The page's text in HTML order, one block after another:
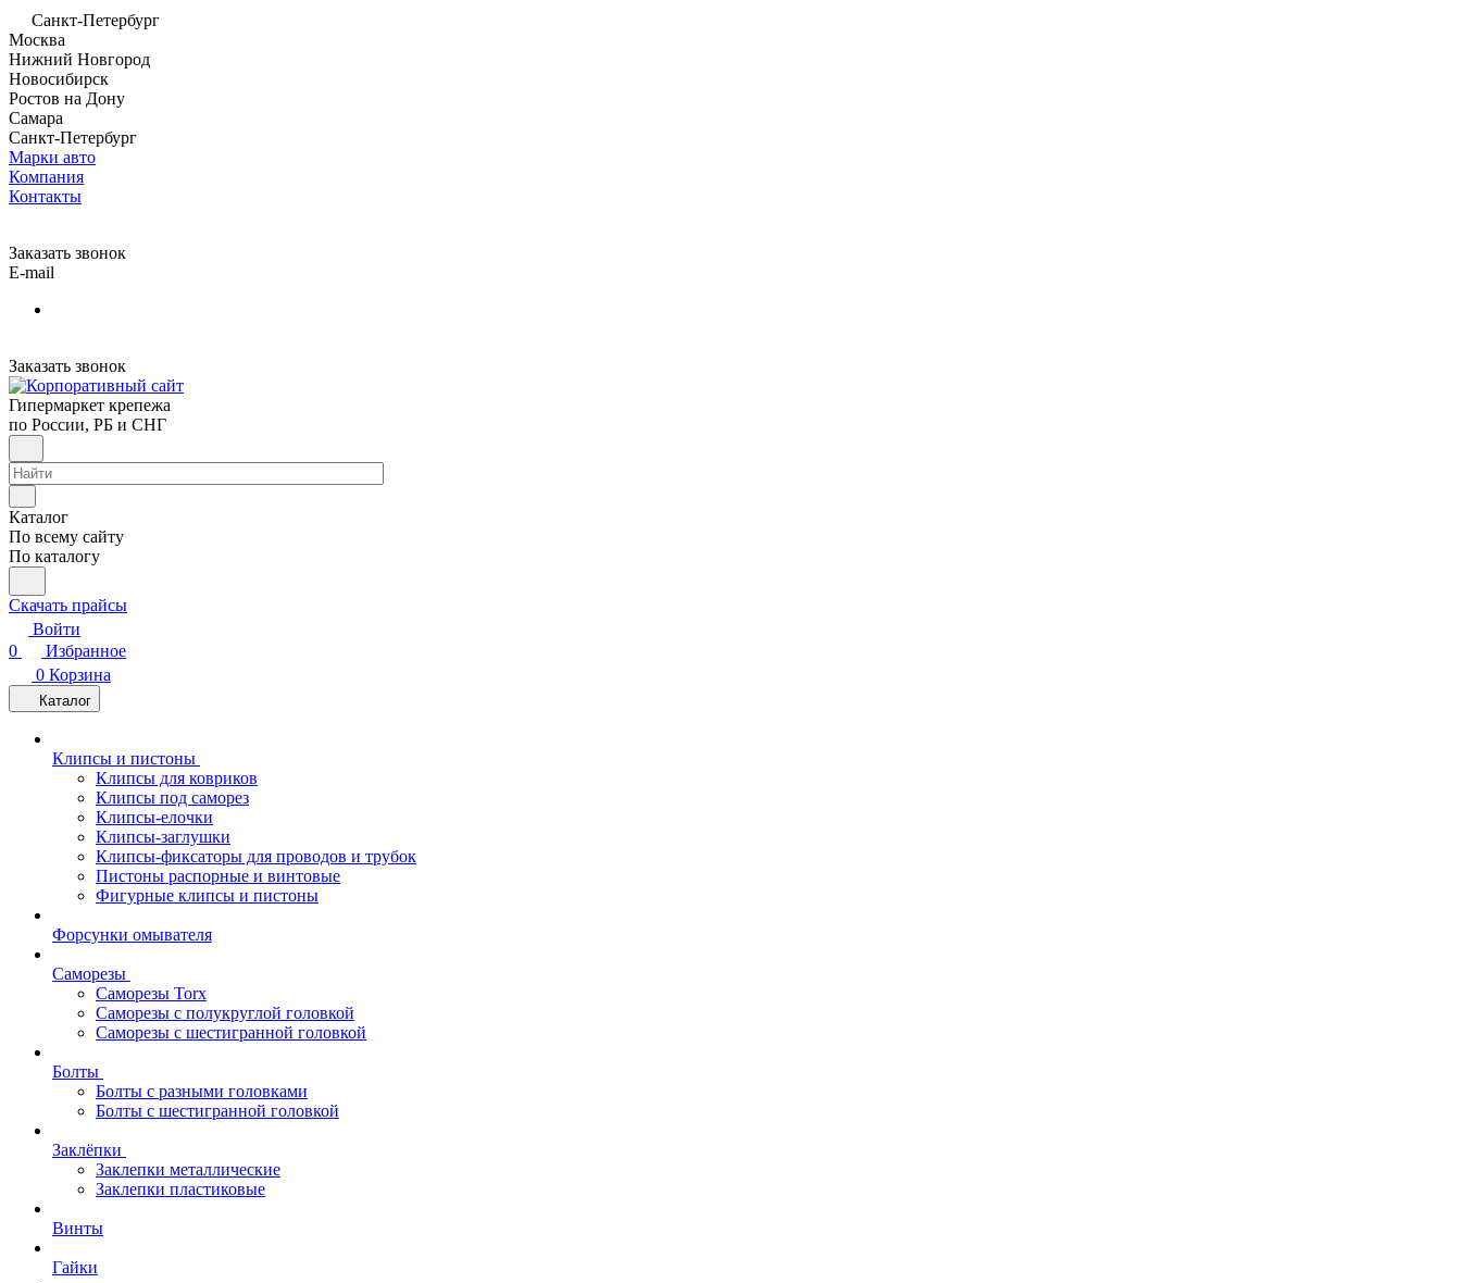
Санкт-Петербург
Москва
Нижний Новгород
Новосибирск
Ростов на Дону
Самара
Санкт-Петербург
Марки авто
Компания
Контакты
Заказать звонок
E-mail
Заказать звонок
Гипермаркет крепежа
по России, РБ и СНГ
Каталог
По всему сайту
По каталогу
Скачать прайсы
Войти
0
Избранное
0 Корзина
Каталог
Клипсы и пистоны
Клипсы для ковриков
Клипсы под саморез
Клипсы-елочки
Клипсы-заглушки
Клипсы-фиксаторы для проводов и трубок
Пистоны распорные и винтовые
Фигурные клипсы и пистоны
Форсунки омывателя
Саморезы
Саморезы Torx
Саморезы с полукруглой головкой
Саморезы с шестигранной головкой
Болты
Болты с разными головками
Болты с шестигранной головкой
Заклёпки
Заклепки металлические
Заклепки пластиковые
Винты
Гайки